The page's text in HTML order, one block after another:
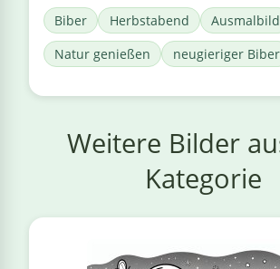
Biber Herbstabend
Ausmalbild
Natur genießen
neugieriger Biber
Weitere Bilder
Kategorie